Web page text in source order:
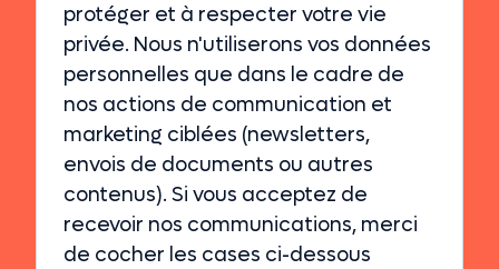
protéger et à respecter votre vie
privée. Nous n'utiliserons vos données
personnelles que dans le cadre de
nos actions de communication et
marketing ciblées (newsletters,
envois de documents ou autres
contenus). Si vous acceptez de
recevoir nos communications, merci
de cocher les cases ci-dessous